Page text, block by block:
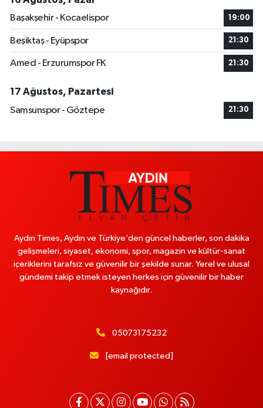
Başakşehir - Kocaelispor
19:00
Beşiktaş - Eyüpspor 21:30
Amed - Erzurumspor FK 21:30
17 Ağustos, Pazartesi
Samsunspor - Göztepe
21:30
Aydın Times, Aydın ve Türkiye’den güncel haberler, son dakika
gelişmeleri, siyaset, ekonomi, spor, magazin ve kültür-sanat
içeriklerini tarafsız ve güvenilir bir şekilde sunar. Yerel ve ulusal
gündemi takip etmek isteyen herkes için güvenilir bir haber
kaynağıdır.
05073175232
[email protected]